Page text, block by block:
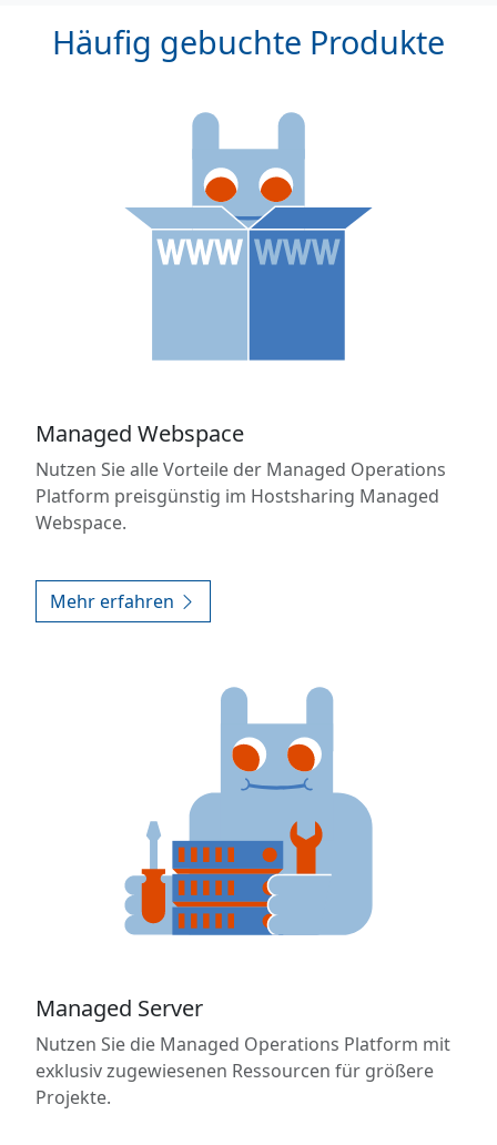
Häufig gebuchte Produkte
Managed Webspace
Nutzen Sie alle Vorteile der Managed Operations
Platform preisgünstig im Hostsharing Managed
Webspace.
Mehr erfahren
Managed Server
Nutzen Sie die Managed Operations Platform mit
exklusiv zugewiesenen Ressourcen für größere
Projekte.